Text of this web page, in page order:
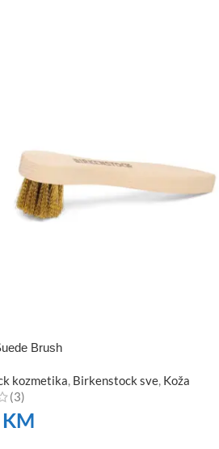
Brush
kozmetika, Birkenstock sve, Koža
(3)
KM